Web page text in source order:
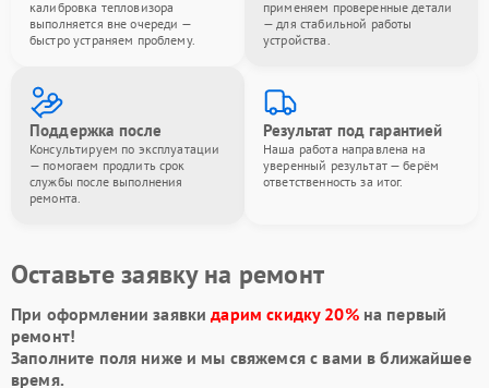
калибровка тепловизора
выполняется вне очереди —
быстро устраняем проблему.
применяем проверенные детали
— для стабильной работы
устройства.
Поддержка после
Консультируем по эксплуатации
— помогаем продлить срок
службы после выполнения
ремонта.
Результат под гарантией
Наша работа направлена на
уверенный результат — берём
ответственность за итог.
Оставьте заявку на ремонт
При оформлении заявкидарим скидку 20%на первый
ремонт!
Заполните поля ниже и мы свяжемся с вами в ближайшее
время.